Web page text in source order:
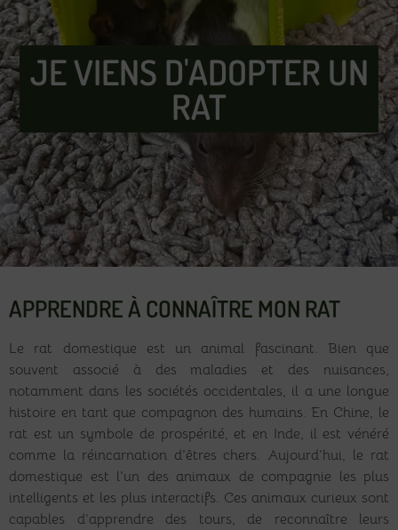
JE VIENS D'ADOPTER UN
RAT
APPRENDRE À CONNAÎTRE MON RAT
Le rat domestique est un animal fascinant. Bien que
souvent associé à des maladies et des nuisances,
notamment dans les sociétés occidentales, il a une longue
histoire en tant que compagnon des humains. En Chine, le
rat est un symbole de prospérité, et en Inde, il est vénéré
comme la réincarnation d’êtres chers. Aujourd’hui, le rat
domestique est l’un des animaux de compagnie les plus
intelligents et les plus interactifs. Ces animaux curieux sont
capables d’apprendre des tours, de reconnaître leurs